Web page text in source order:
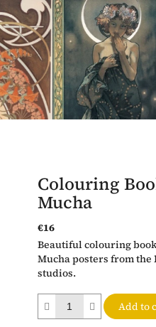
Colouring
Mucha
€16
Measure
price:
Beautiful colouring
Mucha posters from the
studios.
Add to